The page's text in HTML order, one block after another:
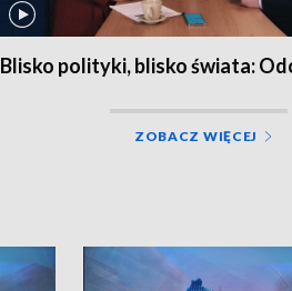
Blisko polityki, blisko świata:
ZOBACZ WIĘCEJ